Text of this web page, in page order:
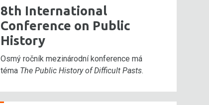
8th International
Conference on Public
History
Osmý ročník mezinárodní konference má
téma The Public History of Difficult Pasts.